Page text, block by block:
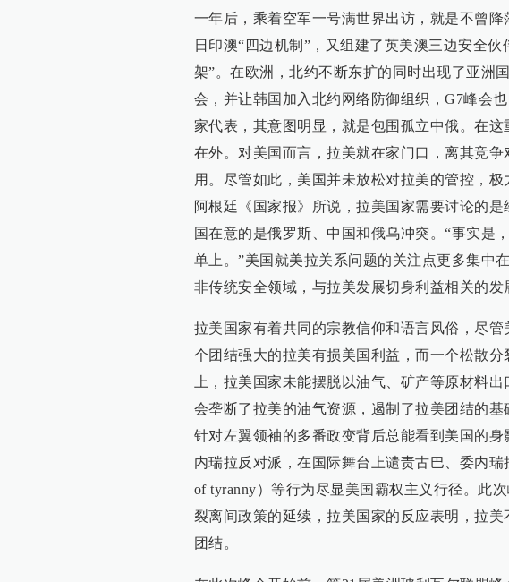
一年后，乘着空军一号满世界出访，就是不曾
日印澳“四边机制”，又组建了英美澳三边安全
架”。在欧洲，北约不断东扩的同时出现了亚洲
会，并让韩国加入北约网络防御组织，G7峰会
家代表，其意图明显，就是包围孤立中俄。在
在外。对美国而言，拉美就在家门口，离其竞
用。尽管如此，美国并未放松对拉美的管控，
阿根廷《国家报》所说，拉美国家需要讨论的
国在意的是俄罗斯、中国和俄乌冲突。“事实是
单上。”美国就美拉关系问题的关注点更多集中
非传统安全领域，与拉美发展切身利益相关的发
拉美国家有着共同的宗教信仰和语言风俗，尽
个团结强大的拉美有损美国利益，而一个松散
上，拉美国家未能摆脱以油气、矿产等原材料
会垄断了拉美的油气资源，遏制了拉美团结的
针对左翼领袖的多番政变背后总能看到美国的
内瑞拉反对派，在国际舞台上谴责古巴、委内
of tyranny）等行为尽显美国霸权主义行径。此
裂离间政策的延续，拉美国家的反应表明，拉
团结。